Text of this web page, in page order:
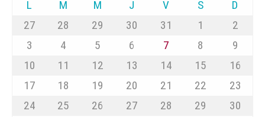
L M M J V S
D
27
28 29 30 31 1
2
3
4 5 6 7 8
9
10
11 12 13 14 15
16
17
18 19 20 21 22
23
24
25 26 27 28 29
30